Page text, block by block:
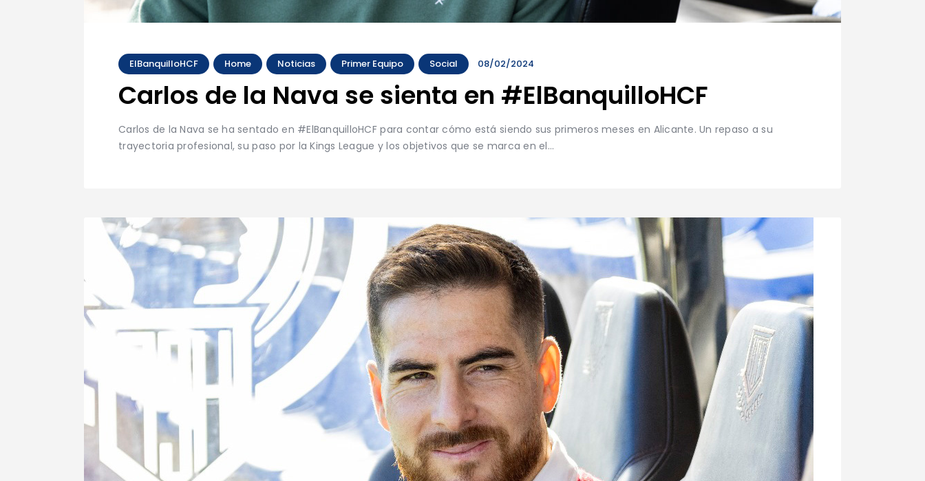
ElBanquilloHCF Home Noticias Primer Equipo Social 08/02/2024
Carlos de la Nava se sienta en #ElBanquilloHCF
Carlos de la Nava se ha sentado en #ElBanquilloHCF para contar cómo está siendo sus primeros meses en Alicante. Un repaso a su
trayectoria profesional, su paso por la Kings League y los objetivos que se marca en el…